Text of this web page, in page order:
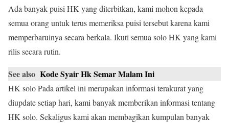
Ada banyak puisi HK yang diterbitkan, kami mohon kepada
semua orang untuk terus memeriksa puisi tersebut karena kami
memperbaruinya secara berkala. Ikuti semua solo HK yang kami
rilis secara rutin.
See also Kode Syair Hk Semar Malam Ini
HK solo Pada artikel ini merupakan informasi terakurat yang
diupdate setiap hari, kami banyak memberikan informasi tentang
HK solo. Sekaligus kami akan membagikan kumpulan banyak